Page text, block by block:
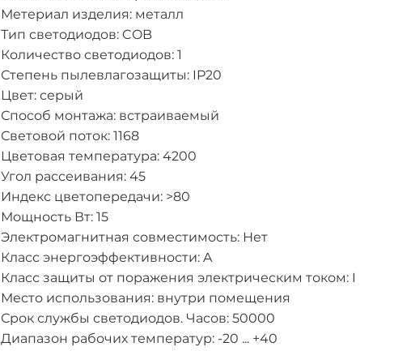
Метериал изделия: металл
Тип светодиодов: COB
Количество светодиодов: 1
Степень пылевлагозащиты: IP20
Цвет: серый
Способ монтажа: встраиваемый
Световой поток: 1168
Цветовая температура: 4200
Угол рассеивания: 45
Индекс цветопередачи: >80
Мощность Вт: 15
Электромагнитная совместимость: Нет
Класс энергоэффективности: A
Класс защиты от поражения электрическим током: I
Место использования: внутри помещения
Срок службы светодиодов. Часов: 50000
Диапазон рабочих температур: -20 ... +40